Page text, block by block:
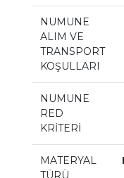
NUMUNE
ALIM VE
TRANSPORT
KOŞULLARI
NUMUNE
RED
KRİTERİ
MATERYAL
TÜRÜ